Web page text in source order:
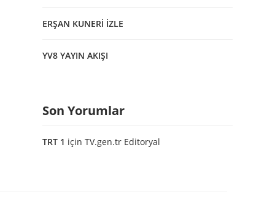
ERŞAN KUNERİ İZLE
YV8 YAYIN AKIŞI
Son Yorumlar
TRT 1 için TV.gen.tr Editoryal